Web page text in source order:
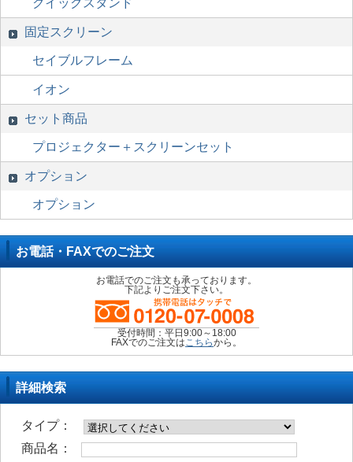
クイックスタンド
固定スクリーン
セイブルフレーム
イオン
セット商品
プロジェクター＋スクリーンセット
オプション
オプション
お電話・FAXでのご注文
お電話でのご注文も承っております。
下記よりご注文下さい。
受付時間：平日9:00～18:00
FAXでのご注文はこちらから。
詳細検索
タイプ：
商品名：